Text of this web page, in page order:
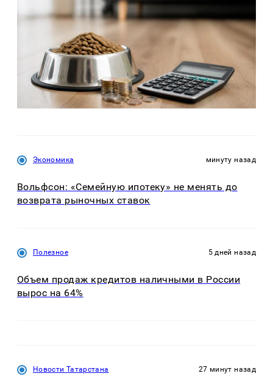
Экономика минуту назад
Вольфсон: «Семейную ипотеку» не менять до
возврата рыночных ставок
Полезное 5 дней назад
Объем продаж кредитов наличными в России
вырос на 64%
Новости Татарстана 27 минут назад